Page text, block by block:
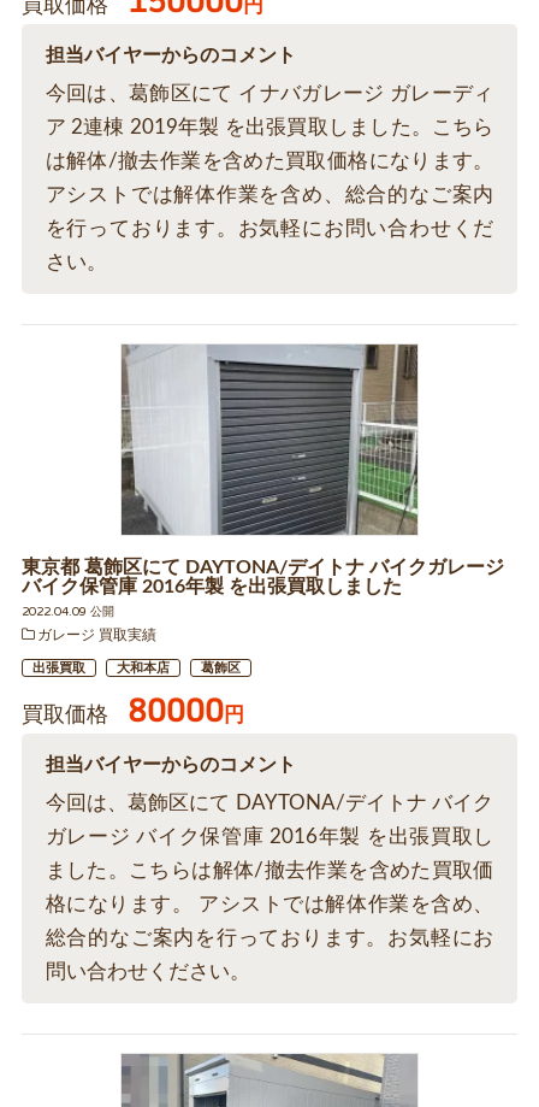
買取価格 円
担当バイヤーからのコメント
今回は、葛飾区にて イナバガレージ ガレーディ
ア 2連棟 2019年製 を出張買取しました。こちら
は解体/撤去作業を含めた買取価格になります。
アシストでは解体作業を含め、総合的なご案内
を行っております。お気軽にお問い合わせくだ
さい。
東京都 葛飾区にて DAYTONA/デイトナ バイクガレージ
バイク保管庫 2016年製 を出張買取しました
2022.04.09 公開
ガレージ 買取実績
出張買取 大和本店 葛飾区
買取価格 80000円
担当バイヤーからのコメント
今回は、葛飾区にて DAYTONA/デイトナ バイク
ガレージ バイク保管庫 2016年製 を出張買取し
ました。こちらは解体/撤去作業を含めた買取価
格になります。 アシストでは解体作業を含め、
総合的なご案内を行っております。お気軽にお
問い合わせください。